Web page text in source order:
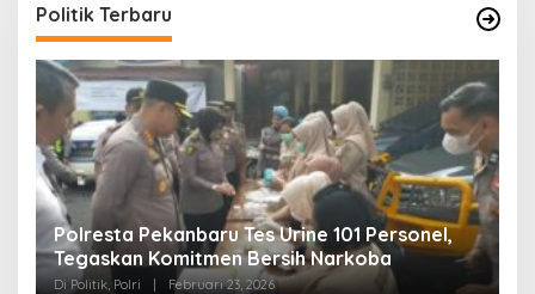
Politik Terbaru
Polresta Pekanbaru Tes Urine 101 Personel,
Tegaskan Komitmen Bersih Narkoba
Di Politik, Polri Februari 23, 2026